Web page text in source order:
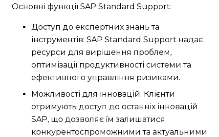
Основні функції SAP Standard Support:
Доступ до експертних знань та
інструментів: SAP Standard Support надає
ресурси для вирішення проблем,
оптимізації продуктивності системи та
ефективного управління ризиками.
Можливості для інновацій: Клієнти
отримують доступ до останніх інновацій
SAP, що дозволяє їм залишатися
конкурентоспроможними та актуальними